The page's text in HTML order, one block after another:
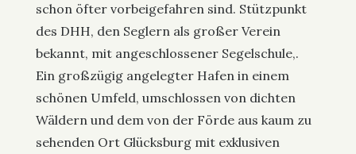
schon öfter vorbeigefahren sind. Stützpunkt
des DHH, den Seglern als großer Verein
bekannt, mit angeschlossener Segelschule,.
Ein großzügig angelegter Hafen in einem
schönen Umfeld, umschlossen von dichten
Wäldern und dem von der Förde aus kaum zu
sehenden Ort Glücksburg mit exklusiven